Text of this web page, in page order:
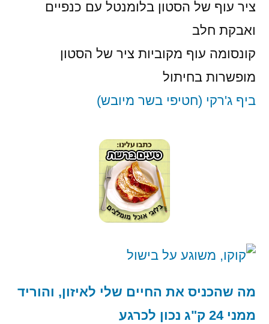
ציר עוף של הסטון בלומנטל עם כנפיים
ואבקת חלב
קונסומה עוף מקוביות ציר של הסטון
מופשרות בחיתול
ביף ג'רקי (חטיפי בשר מיובש)
מה שהכניס את החיים שלי לאיזון, והוריד
ממני 24 ק"ג נכון לכרגע